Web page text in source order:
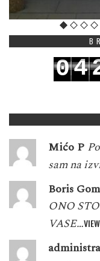
04
Mićo P
sam na
Boris
ONO
VASE…VIEW